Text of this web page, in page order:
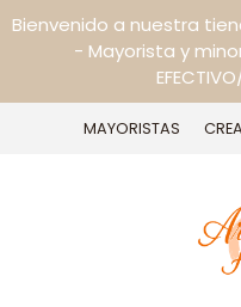
Bienvenido a nuestra
- Mayorista y
MAYORISTAS